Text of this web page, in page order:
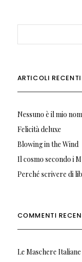
ARTICOLI RECENTI
Nessuno è il mio
Felicità deluxe
Blowing in the Wind
Il cosmo secondo i
Perché scrivere di
COMMENTI
Le Maschere